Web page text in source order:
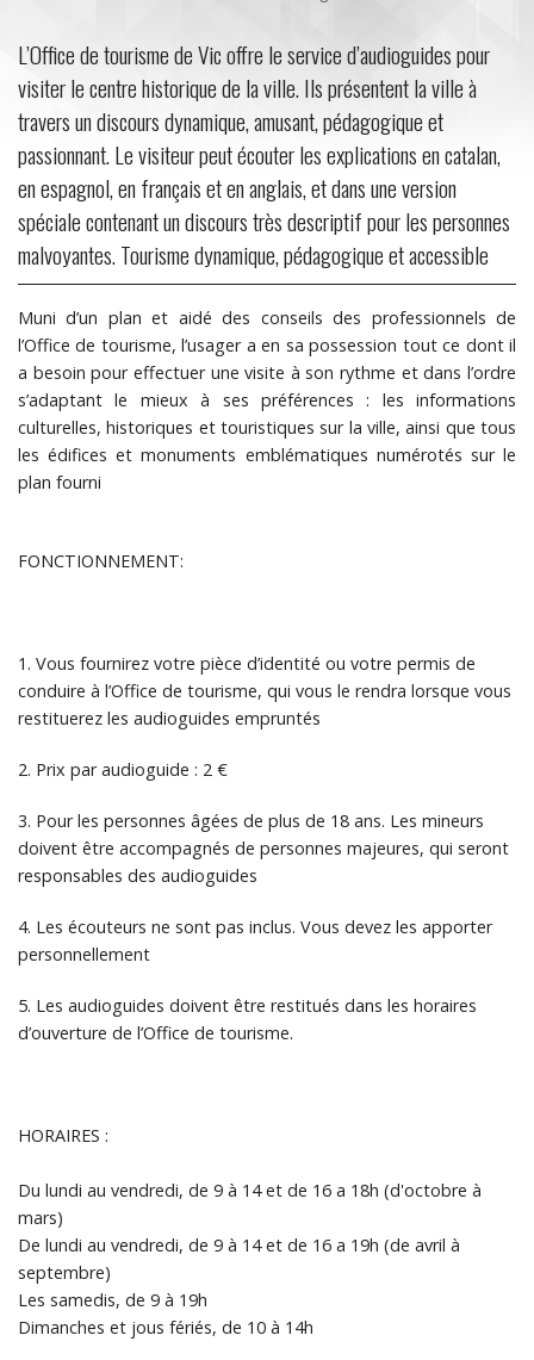
L’Office de tourisme de Vic offre le service d’audioguides pour
visiter le centre historique de la ville. Ils présentent la ville à
travers un discours dynamique, amusant, pédagogique et
passionnant. Le visiteur peut écouter les explications en catalan,
en espagnol, en français et en anglais, et dans une version
spéciale contenant un discours très descriptif pour les personnes
malvoyantes. Tourisme dynamique, pédagogique et accessible
Muni d’un plan et aidé des conseils des professionnels de
l’Office de tourisme, l’usager a en sa possession tout ce dont il
a besoin pour effectuer une visite à son rythme et dans l’ordre
s’adaptant le mieux à ses préférences : les informations
culturelles, historiques et touristiques sur la ville, ainsi que tous
les édifices et monuments emblématiques numérotés sur le
plan fourni
FONCTIONNEMENT:
1. Vous fournirez votre pièce d’identité ou votre permis de
conduire à l’Office de tourisme, qui vous le rendra lorsque vous
restituerez les audioguides empruntés
2. Prix par audioguide : 2 €
3. Pour les personnes âgées de plus de 18 ans. Les mineurs
doivent être accompagnés de personnes majeures, qui seront
responsables des audioguides
4. Les écouteurs ne sont pas inclus. Vous devez les apporter
personnellement
5. Les audioguides doivent être restitués dans les horaires
d’ouverture de l’Office de tourisme.
HORAIRES :
Du lundi au vendredi, de 9 à 14 et de 16 a 18h (d'octobre à
mars)
De lundi au vendredi, de 9 à 14 et de 16 a 19h (de avril à
septembre)
Les samedis, de 9 à 19h
Dimanches et jous fériés, de 10 à 14h